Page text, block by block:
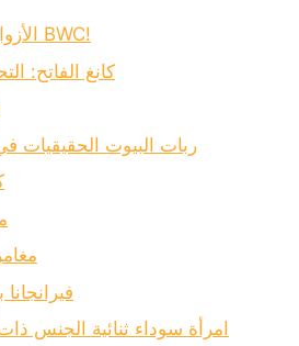
الأزواج الإثيوبيون يعشقون BWC!
كانغ الفاتح:
ربات البيوت الحقيقيات في
امرأة سوداء ثنائية الجنس